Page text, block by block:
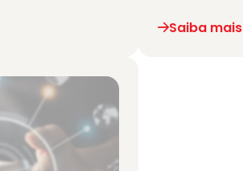
Saiba mais